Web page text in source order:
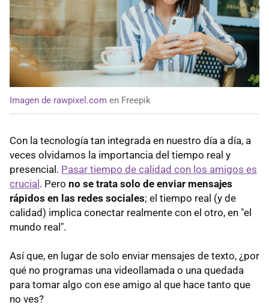
Imagen de rawpixel.com en Freepik
Con la tecnología tan integrada en nuestro día a día, a
veces olvidamos la importancia del tiempo real y
presencial. Pasar tiempo de calidad con los amigos es
crucial . Pero no se trata solo de enviar mensajes
rápidos en las redes sociales; el tiempo real (y de
calidad) implica conectar realmente con el otro, en "el
mundo real".
Así que, en lugar de solo enviar mensajes de texto, ¿por
qué no programas una videollamada o una quedada
para tomar algo con ese amigo al que hace tanto que
no ves?